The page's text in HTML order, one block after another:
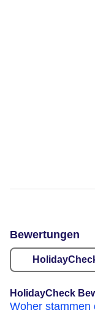
Bewertungen
HolidayCheck
Woher stammen